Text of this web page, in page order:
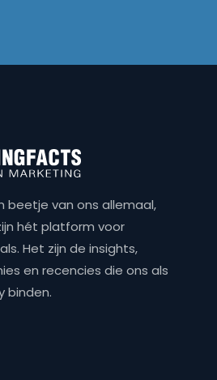
beetje van ons allemaal,
hét platform voor
Het zijn de insights,
en recencies die ons als
binden.